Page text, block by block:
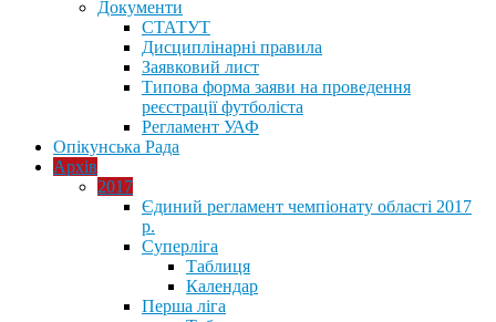
Документи
СТАТУТ
Дисциплінарні правила
Заявковий лист
Типова форма заяви на проведення
реєстрації футболіста
Регламент УАФ
Опікунська Рада
Архів
2017
Єдиний регламент чемпіонату області 2017
р.
Суперліга
Таблиця
Календар
Перша ліга